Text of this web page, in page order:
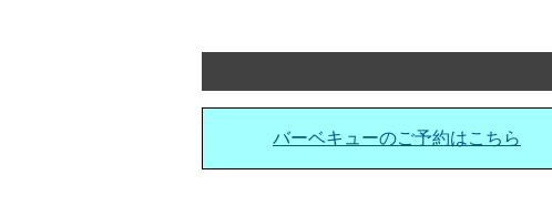
バーベキューのご予約はこちら